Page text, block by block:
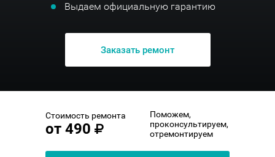
Выдаем официальную гарантию
Заказать ремонт
Стоимость ремонта
от 490
Поможем,
проконсультируем,
отремонтируем